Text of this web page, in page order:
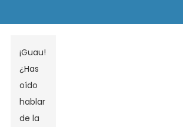
¡Guau!
¿Has
oído
hablar
de la